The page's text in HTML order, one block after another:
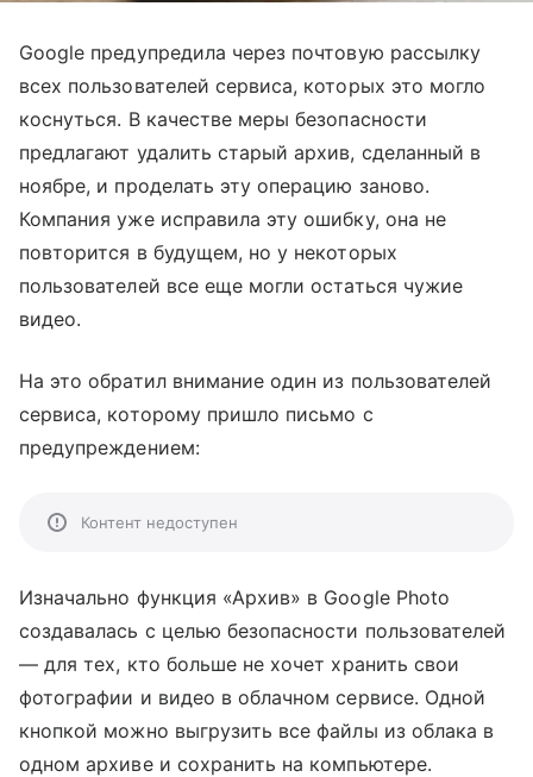
Google предупредила через почтовую рассылку
всех пользователей сервиса, которых это могло
коснуться. В качестве меры безопасности
предлагают удалить старый архив, сделанный в
ноябре, и проделать эту операцию заново.
Компания уже исправила эту ошибку, она не
повторится в будущем, но у некоторых
пользователей все еще могли остаться чужие
видео.
На это обратил внимание один из пользователей
сервиса, которому пришло письмо с
предупреждением:
Контент недоступен
Изначально функция «Архив» в Google Photo
создавалась с целью безопасности пользователей
— для тех, кто больше не хочет хранить свои
фотографии и видео в облачном сервисе. Одной
кнопкой можно выгрузить все файлы из облака в
одном архиве и сохранить на компьютере.